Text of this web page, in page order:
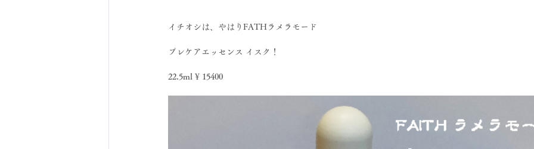
イチオシは、やはりFATHラメラモード
プレケアエッセンス イスク！
22.5ml ¥ 15400